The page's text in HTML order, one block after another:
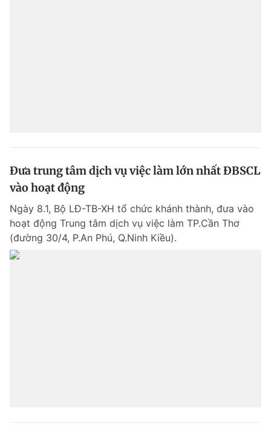
Đưa trung tâm dịch vụ việc làm lớn nhất ĐBSCL
vào hoạt động
Ngày 8.1, Bộ LĐ-TB-XH tổ chức khánh thành, đưa vào
hoạt động Trung tâm dịch vụ việc làm TP.Cần Thơ
(đường 30/4, P.An Phú, Q.Ninh Kiều).